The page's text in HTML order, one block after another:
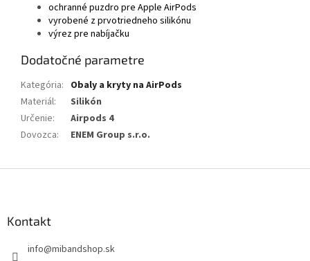
ochranné puzdro pre Apple AirPods
vyrobené z prvotriedneho silikónu
výrez pre nabíjačku
Dodatočné parametre
Kategória: Obaly a kryty na AirPods
Materiál:
Silikón
Určenie:
Airpods 4
Dovozca: ENEM Group s.r.o.
Kontakt
info@mibandshop.sk